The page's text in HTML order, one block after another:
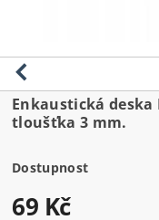
Enkaustická deska
tloušťka 3 mm.
Dostupnost
69 Kč